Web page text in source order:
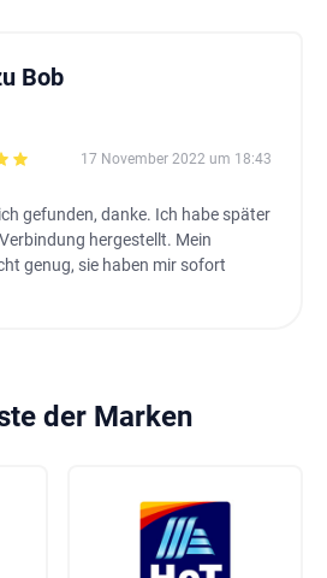
Bob
17 November 2022 um 18:43
gefunden, danke. Ich habe später
hergestellt. Mein
genug, sie haben mir sofort
der Marken